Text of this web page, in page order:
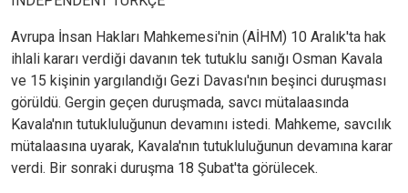
Avrupa İnsan Hakları Mahkemesi'nin (AİHM) 10 Aralık'ta hak
ihlali kararı verdiği davanın tek tutuklu sanığı Osman Kavala
ve 15 kişinin yargılandığı Gezi Davası'nın beşinci duruşması
görüldü. Gergin geçen duruşmada, savcı mütalaasında
Kavala'nın tutukluluğunun devamını istedi. Mahkeme, savcılık
mütalaasına uyarak, Kavala'nın tutukluluğunun devamına karar
verdi. Bir sonraki duruşma 18 Şubat'ta görülecek.